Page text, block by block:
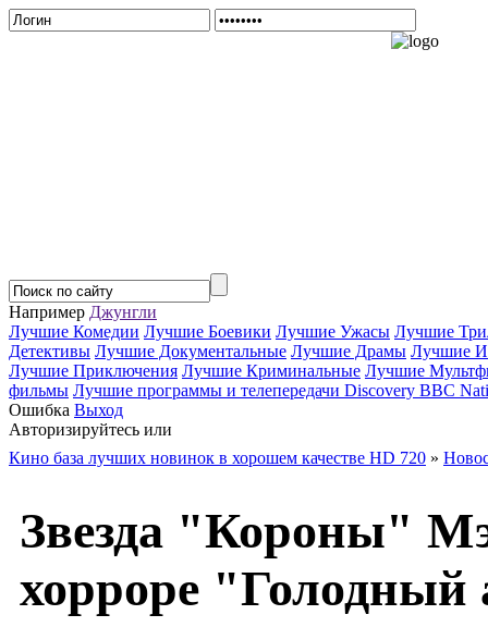
Например Джунгли
Лучшие Комедии Лучшие Боевики Лучшие Ужасы Лучшие
Детективы Лучшие Документальные Лучшие Драмы Лучшие
Лучшие Приключения Лучшие Криминальные Лучшие
фильмы Лучшие программы и телепередачи Discovery BBC
Ошибка Выход
Авторизируйтесь или
Зарегистрируйтесь...
Кино база лучших новинок в хорошем качестве HD 720 »
Звезда "Короны"
хорроре "Голодный